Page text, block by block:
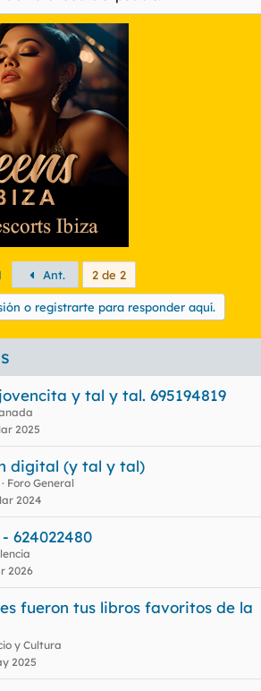
PrimeroAnt. 2 de 2
o registrarte para responder aquí.
y tal y tal. 695194819
2025
digital (y tal y tal)
Foro General
2024
624022480
2026
fueron tus libros favoritos de la
y Cultura
2025